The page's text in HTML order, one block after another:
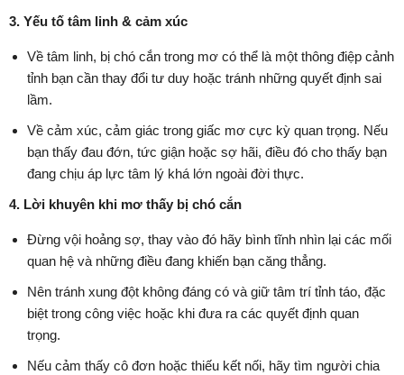
3. Yếu tố tâm linh & cảm xúc
Về tâm linh, bị chó cắn trong mơ có thể là một thông điệp cảnh
tỉnh bạn cần thay đổi tư duy hoặc tránh những quyết định sai
lầm.
Về cảm xúc, cảm giác trong giấc mơ cực kỳ quan trọng. Nếu
bạn thấy đau đớn, tức giận hoặc sợ hãi, điều đó cho thấy bạn
đang chịu áp lực tâm lý khá lớn ngoài đời thực.
4. Lời khuyên khi mơ thấy bị chó cắn
Đừng vội hoảng sợ, thay vào đó hãy bình tĩnh nhìn lại các mối
quan hệ và những điều đang khiến bạn căng thẳng.
Nên tránh xung đột không đáng có và giữ tâm trí tỉnh táo, đặc
biệt trong công việc hoặc khi đưa ra các quyết định quan
trọng.
Nếu cảm thấy cô đơn hoặc thiếu kết nối, hãy tìm người chia